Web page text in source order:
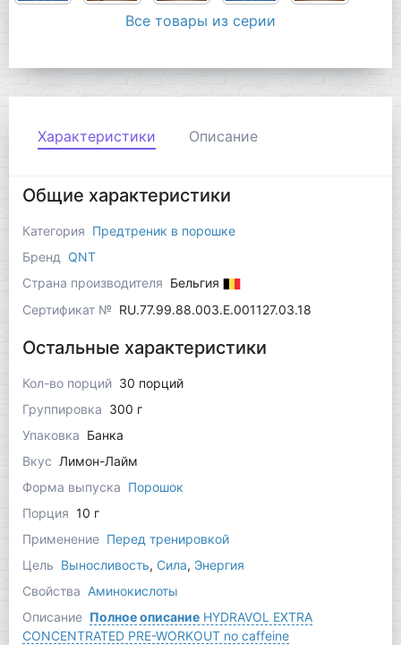
Все товары из серии
Характеристики Описание
Общие характеристики
Категория Предтреник в порошке
Бренд
QNT
Страна производителя Бельгия
Сертификат № RU.77.99.88.003.Е.001127.03.18
Остальные характеристики
Кол-во порций 30 порций
Группировка 300 г
Упаковка Банка
Вкус Лимон-Лайм
Форма выпуска Порошок
Порция 10 г
Применение Перед тренировкой
Цель Выносливость, Сила, Энергия
Свойства Аминокислоты
Описание Полное описаниеHYDRAVOL EXTRA
CONCENTRATED PRE-WORKOUT no caffeine